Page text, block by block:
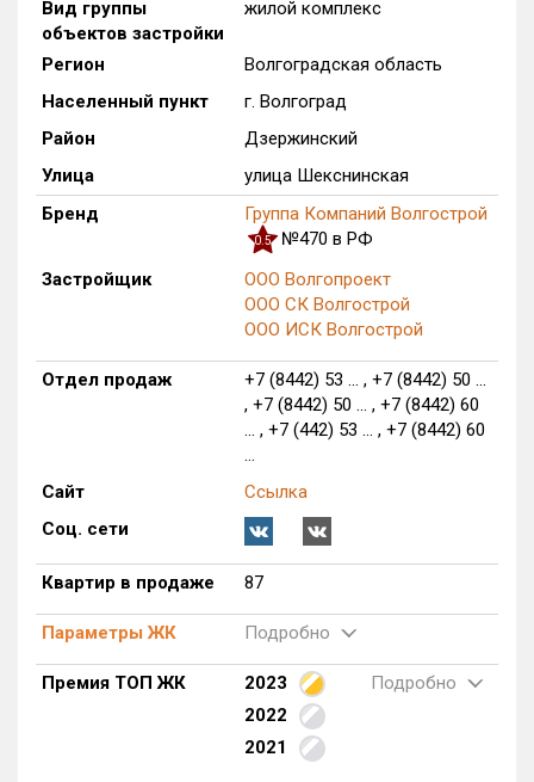
Оценка ЕРЗ ЖК
от до
Рейтинг ЕРЗ
Найдено:
16 из 1 007
Блокированных домов
0 из 15
Квартир, апартаментов,
87 из 7 623
Вид группы
объектов застройки
жилой комплекс
Регион
Волгоградская область
Населенный пункт
г. Волгоград
Район
Дзержинский
Улица
улица Шекснинская
Бренд
Группа Компаний Волгострой
0.5
№470 в РФ
Застройщик
ООО Волгопроект
ООО СК Волгострой
ООО ИСК Волгострой
Отдел продаж
+7 (8442) 53 ... , +7 (8442) 50 ...
, +7 (8442) 50 ... , +7 (8442) 60
... , +7 (442) 53 ... , +7 (8442) 60
...
Сайт
Ссылка
Соц. сети
Квартир в продаже 87
Параметры ЖК Подробно
Премия ТОП ЖК 2023
Подробно
2022
2021